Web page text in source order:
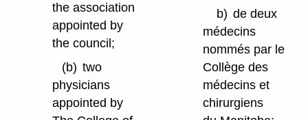
the association
appointed by
the council;
(b) two
physicians
appointed by
b) de deux
médecins
nommés par le
Collège des
médecins et
chirurgiens